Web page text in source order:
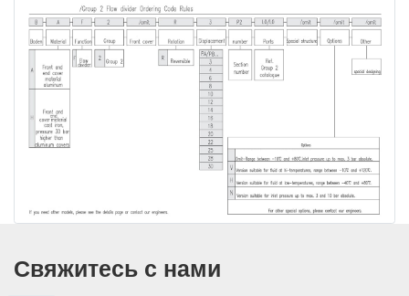
Свяжитесь с нами